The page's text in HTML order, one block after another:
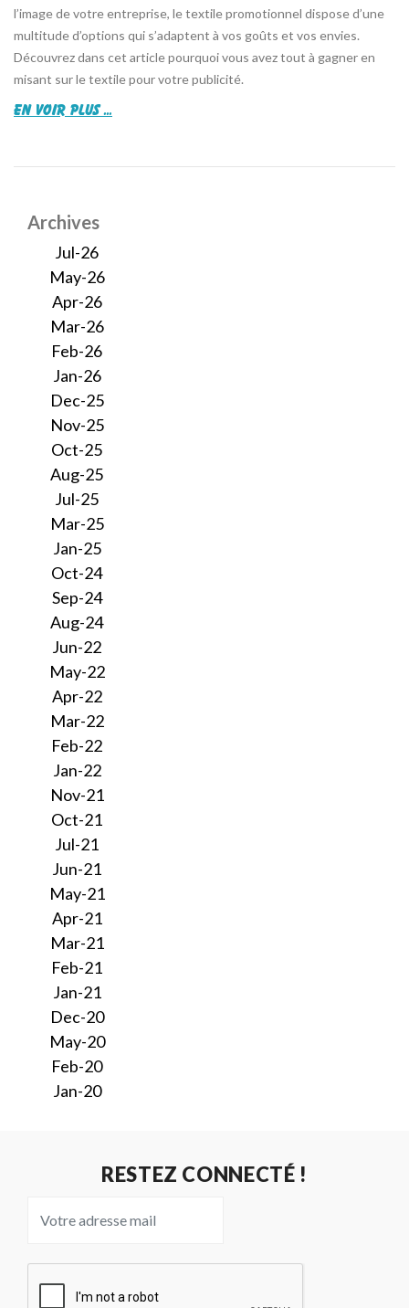
l’image de votre entreprise, le textile promotionnel dispose d’une
multitude d’options qui s’adaptent à vos goûts et vos envies.
Découvrez dans cet article pourquoi vous avez tout à gagner en
misant sur le textile pour votre publicité.
en voir plus ...
Archives
Jul-26
May-26
Apr-26
Mar-26
Feb-26
Jan-26
Dec-25
Nov-25
Oct-25
Aug-25
Jul-25
Mar-25
Jan-25
Oct-24
Sep-24
Aug-24
Jun-22
May-22
Apr-22
Mar-22
Feb-22
Jan-22
Nov-21
Oct-21
Jul-21
Jun-21
May-21
Apr-21
Mar-21
Feb-21
Jan-21
Dec-20
May-20
Feb-20
Jan-20
RESTEZ CONNECTÉ !